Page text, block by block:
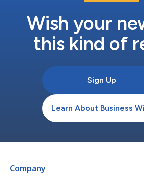
为16.7%（2023至2028年）。同样到2028
Wish your
this kind of
Sign Up
Learn About Business
Company